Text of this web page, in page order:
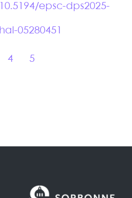
10.5194/epsc-dps2025-
hal-05280451
4 5